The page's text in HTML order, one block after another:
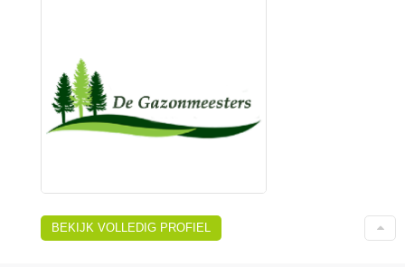
BEKIJK VOLLEDIG PROFIEL